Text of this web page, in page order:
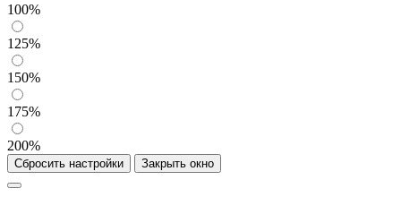
100%
125%
150%
175%
200%
Сбросить настройки Закрыть окно